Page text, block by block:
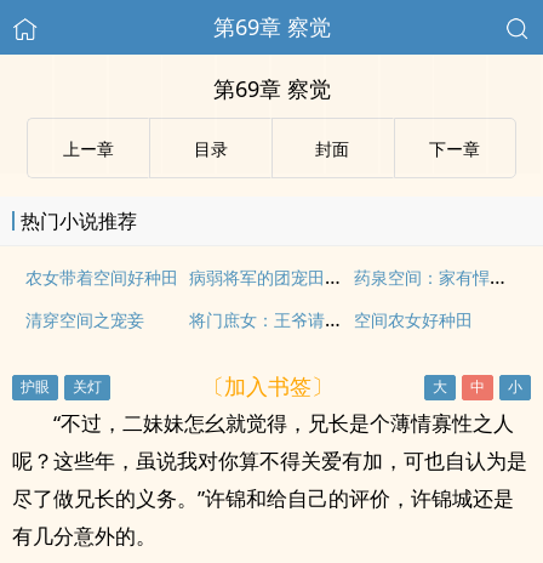
第69章 察觉
第69章 察觉
上ー章 目录 封面 下ー章
热门小说推荐
农女带着空间好种田 病弱将军的团宠田妻飒爆了 药泉空间：家有悍妻好旺夫
清穿空间之宠妾 将门庶女：王爷请你消停点 空间农女好种田
〔加入书签〕
“不过，二妹妹怎幺就觉得，兄长是个薄情寡性之人
呢？这些年，虽说我对你算不得关爱有加，可也自认为是
尽了做兄长的义务。”许锦和给自己的评价，许锦城还是
有几分意外的。